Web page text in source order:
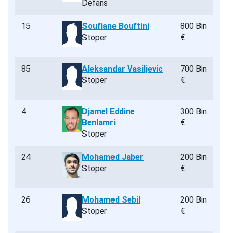
Defans
15
Soufiane Bouftini
Stoper
800 Bin
€
85
Aleksandar Vasiljevic
Stoper
700 Bin
€
4
Djamel Eddine
Benlamri
Stoper
300 Bin
€
24
Mohamed Jaber
Stoper
200 Bin
€
26
Mohamed Sebil
Stoper
200 Bin
€